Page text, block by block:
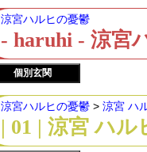
涼宮ハルヒの憂鬱
- haruhi - 涼宮
個別玄関
涼宮ハルヒの憂鬱 > 涼宮 ハ
| 01 | 涼宮 ハル